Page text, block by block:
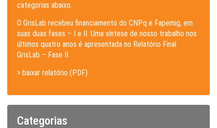
categorias abaixo.
O GrisLab recebeu financiamento do CNPq e Fapemig, em
suas duas fases – I e II. Uma síntese de nosso trabalho nos
últimos quatro anos é apresentada no Relatório Final
GrisLab – Fase II.
> baixar relatório (PDF)
Categorias